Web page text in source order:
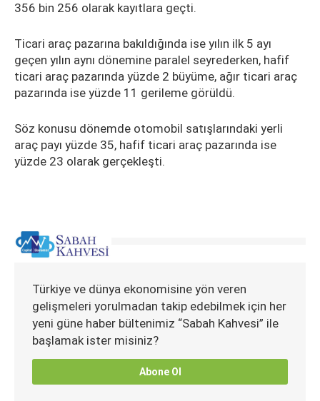
356 bin 256 olarak kayıtlara geçti.
Ticari araç pazarına bakıldığında ise yılın ilk 5 ayı
geçen yılın aynı dönemine paralel seyrederken, hafif
ticari araç pazarında yüzde 2 büyüme, ağır ticari araç
pazarında ise yüzde 11 gerileme görüldü.
Söz konusu dönemde otomobil satışlarındaki yerli
araç payı yüzde 35, hafif ticari araç pazarında ise
yüzde 23 olarak gerçekleşti.
Türkiye ve dünya ekonomisine yön veren
gelişmeleri yorulmadan takip edebilmek için her
yeni güne haber bültenimiz “Sabah Kahvesi” ile
başlamak ister misiniz?
Abone Ol